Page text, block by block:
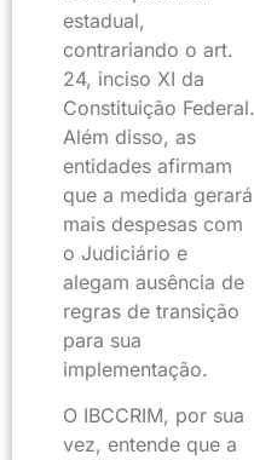
estadual,
contrariando o art.
24, inciso XI da
Constituição Federal.
Além disso, as
entidades afirmam
que a medida gerará
mais despesas com
o Judiciário e
alegam ausência de
regras de transição
para sua
implementação.
O IBCCRIM, por sua
vez, entende que a